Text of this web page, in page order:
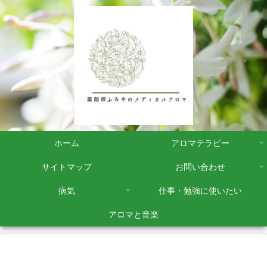
ホーム アロマテラピー
サイトマップ お問い合わせ
病気 仕事・勉強に使いたい
アロマと音楽